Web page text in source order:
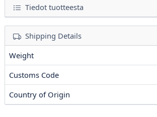
Tiedot tuotteesta
Shipping Details
Weight
Customs Code
Country of Origin